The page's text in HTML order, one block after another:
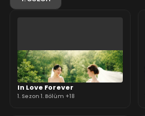
In Love Forever
1. Sezon 1. Bölüm +18